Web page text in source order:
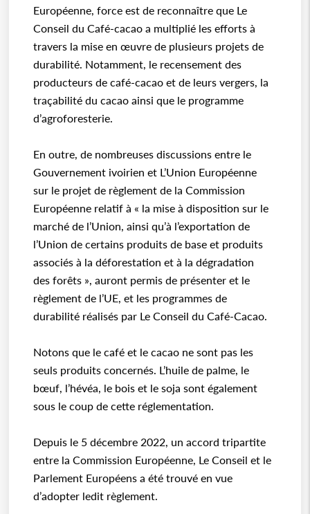
Européenne, force est de reconnaître que Le
Conseil du Café-cacao a multiplié les efforts à
travers la mise en œuvre de plusieurs projets de
durabilité. Notamment, le recensement des
producteurs de café-cacao et de leurs vergers, la
traçabilité du cacao ainsi que le programme
d’agroforesterie.
En outre, de nombreuses discussions entre le
Gouvernement ivoirien et L’Union Européenne
sur le projet de règlement de la Commission
Européenne relatif à « la mise à disposition sur le
marché de l’Union, ainsi qu’à l’exportation de
l’Union de certains produits de base et produits
associés à la déforestation et à la dégradation
des forêts », auront permis de présenter et le
règlement de l’UE, et les programmes de
durabilité réalisés par Le Conseil du Café-Cacao.
Notons que le café et le cacao ne sont pas les
seuls produits concernés. L’huile de palme, le
bœuf, l’hévéa, le bois et le soja sont également
sous le coup de cette réglementation.
Depuis le 5 décembre 2022, un accord tripartite
entre la Commission Européenne, Le Conseil et le
Parlement Européens a été trouvé en vue
d’adopter ledit règlement.